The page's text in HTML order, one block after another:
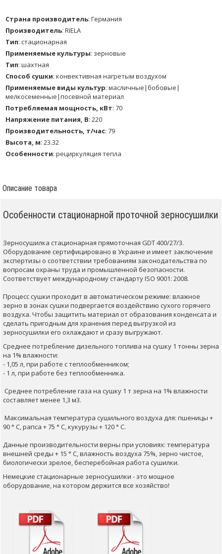
Страна производитель: Германия
Производитель: RIELA
Тип: стационарная
Применяемые культуры: зерновые
Тип: шахтная
Способ сушки: конвективная нагретым воздухом
Применяемые виды культур: масличные|бобовые|
мелкосеменные|посевной материал
Потребляемая мощность, кВт: 70
Напряжение питания, В: 220
Производительность, т/час: 79
Высота, м: 23.32
Особенности: рециркуляция тепла
Описание товара
Особенности стационарной проточной зерносушилки
Зерносушилка стационарная прямоточная GDT 400/27/3.
Оборудование сертифицировано в Украине и имеет заключение
экспертизы о соответствии требованиям законодательства по
вопросам охраны труда и промышленной безопасности.
Соответствует международному стандарту ISO 9001: 2008.
Процесс сушки проходит в автоматическом режиме: влажное
зерно в зонах сушки подвергается воздействию сухого горячего
воздуха. Чтобы защитить материал от образования конденсата и
сделать пригодным для хранения перед выгрузкой из
зерносушилки его охлаждают и сразу выгружают.
Среднее потребление дизельного топлива на сушку 1 тонны зерна
на 1% влажности:
- 1,05 л, при работе с теплообменником;
- 1 л, при работе без теплообменника.
Среднее потребление газа на сушку 1 т зерна на 1% влажности
составляет менее 1,3 м3.
Максимальная температура сушильного воздуха для: пшеницы +
90 ° С, рапса + 75 ° С, кукурузы + 120 ° С.
Данные производительности верны при условиях: температура
внешней среды + 15 ° С, влажность воздуха 75%, зерно чистое,
биологически зрелое, бесперебойная работа сушилки.
Немецкие стационарные зерносушилки - это мощное
оборудование, на котором держится все хозяйство!